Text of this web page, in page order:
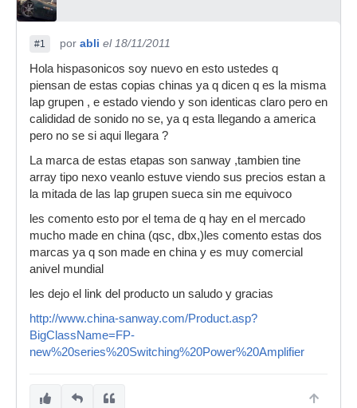
#1 por abli el 18/11/2011
Hola hispasonicos soy nuevo en esto ustedes q
piensan de estas copias chinas ya q dicen q es la misma
lap grupen , e estado viendo y son identicas claro pero en
calididad de sonido no se, ya q esta llegando a america
pero no se si aqui llegara ?
La marca de estas etapas son sanway ,tambien tine
array tipo nexo veanlo estuve viendo sus precios estan a
la mitada de las lap grupen sueca sin me equivoco
les comento esto por el tema de q hay en el mercado
mucho made en china (qsc, dbx,)les comento estas dos
marcas ya q son made en china y es muy comercial
anivel mundial
les dejo el link del producto un saludo y gracias
http://www.china-sanway.com/Product.asp?
BigClassName=FP-
new%20series%20Switching%20Power%20Amplifier